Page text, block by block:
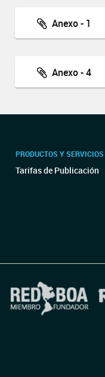
Anexo - 1
Anexo - 4
PRODUCTOS Y SERVICIOS
Tarifas de Publicación